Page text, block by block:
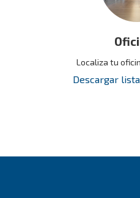
Localiza tu
Descargar